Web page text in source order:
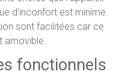
d’inconfort est minime.
sont facilitées car ce
amovible.
fonctionnels